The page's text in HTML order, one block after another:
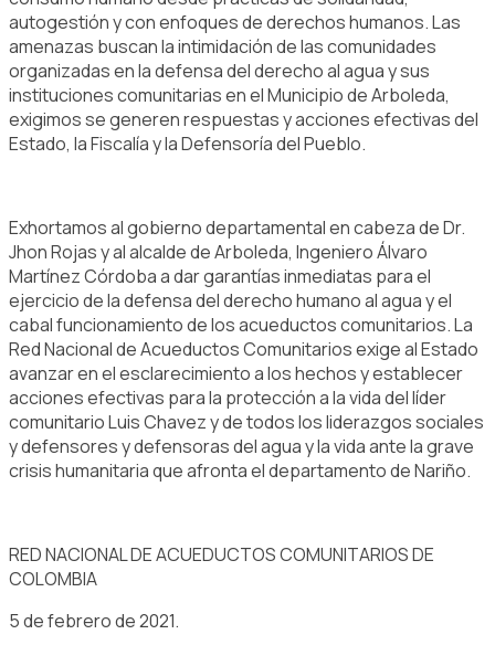
autogestión y con enfoques de derechos humanos. Las
amenazas buscan la intimidación de las comunidades
organizadas en la defensa del derecho al agua y sus
instituciones comunitarias en el Municipio de Arboleda,
exigimos se generen respuestas y acciones efectivas del
Estado, la Fiscalía y la Defensoría del Pueblo.
Exhortamos al gobierno departamental en cabeza de Dr.
Jhon Rojas y al alcalde de Arboleda, Ingeniero Álvaro
Martínez Córdoba a dar garantías inmediatas para el
ejercicio de la defensa del derecho humano al agua y el
cabal funcionamiento de los acueductos comunitarios. La
Red Nacional de Acueductos Comunitarios exige al Estado
avanzar en el esclarecimiento a los hechos y establecer
acciones efectivas para la protección a la vida del líder
comunitario Luis Chavez y de todos los liderazgos sociales
y defensores y defensoras del agua y la vida ante la grave
crisis humanitaria que afronta el departamento de Nariño.
RED NACIONAL DE ACUEDUCTOS COMUNITARIOS DE
COLOMBIA
5 de febrero de 2021.